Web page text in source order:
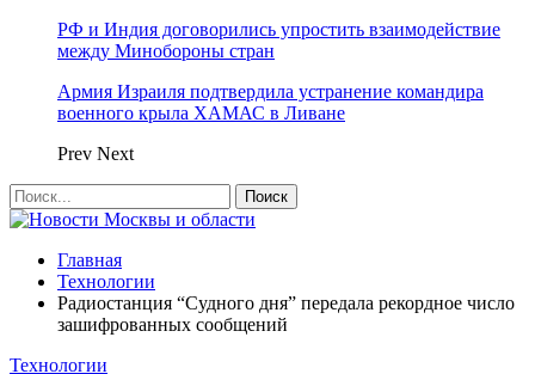
РФ и Индия договорились упростить взаимодействие
между Минобороны стран
Армия Израиля подтвердила устранение командира
военного крыла ХАМАС в Ливане
Prev Next
Главная
Технологии
Радиостанция “Судного дня” передала рекордное число
зашифрованных сообщений
Технологии